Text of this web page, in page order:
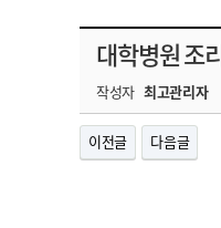
대학병원 조
작성자 최고관리자
이전글 다음글